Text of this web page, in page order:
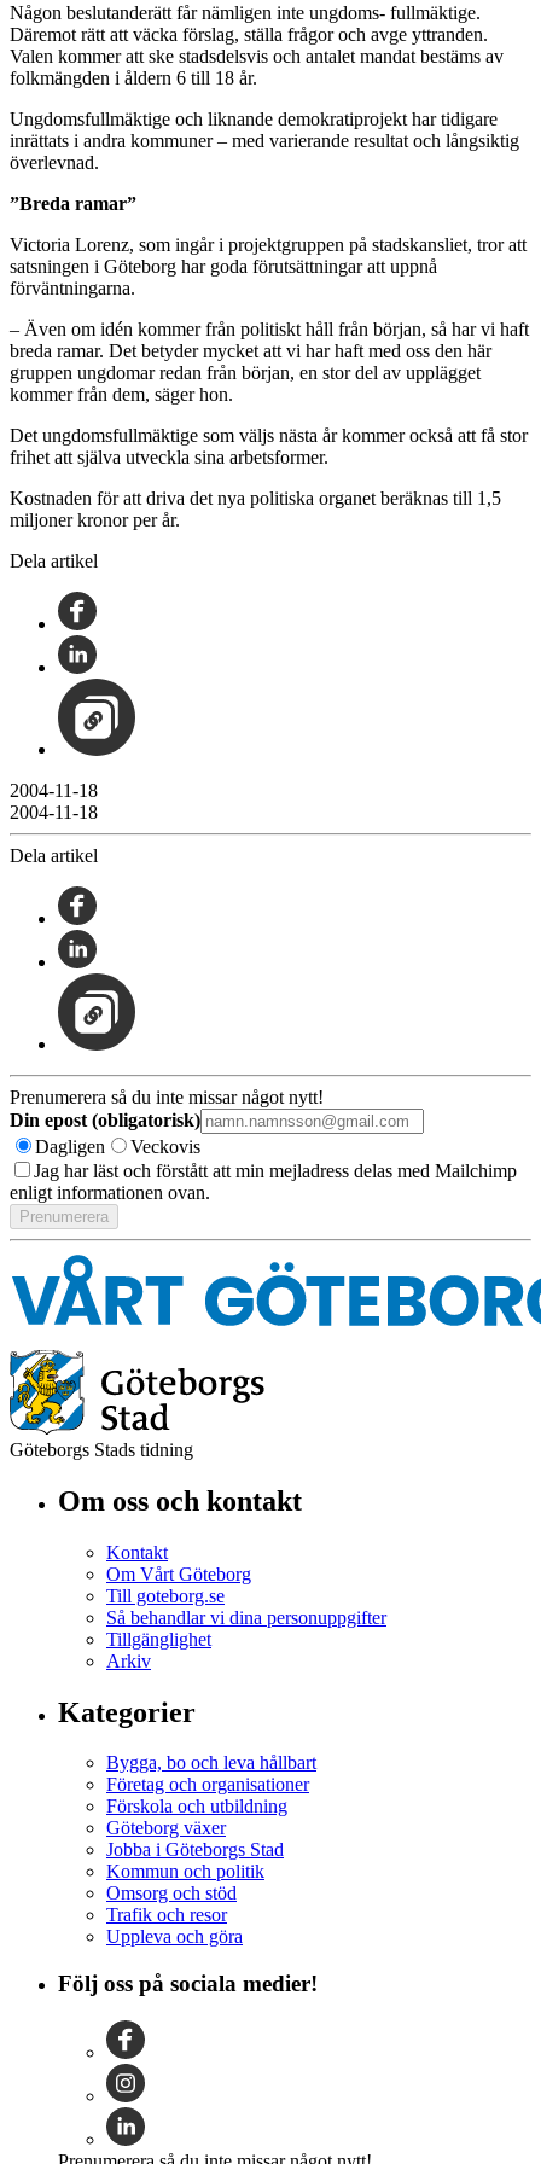
Någon beslutanderätt får nämligen inte ungdoms- fullmäktige.
Däremot rätt att väcka förslag, ställa frågor och avge yttranden.
Valen kommer att ske stadsdelsvis och antalet mandat bestäms av
folkmängden i åldern 6 till 18 år.
Ungdomsfullmäktige och liknande demokratiprojekt har tidigare
inrättats i andra kommuner – med varierande resultat och långsiktig
överlevnad.
”Breda ramar”
Victoria Lorenz, som ingår i projektgruppen på stadskansliet, tror att
satsningen i Göteborg har goda förutsättningar att uppnå
förväntningarna.
– Även om idén kommer från politiskt håll från början, så har vi haft
breda ramar. Det betyder mycket att vi har haft med oss den här
gruppen ungdomar redan från början, en stor del av upplägget
kommer från dem, säger hon.
Det ungdomsfullmäktige som väljs nästa år kommer också att få stor
frihet att själva utveckla sina arbetsformer.
Kostnaden för att driva det nya politiska organet beräknas till 1,5
miljoner kronor per år.
Dela artikel
2004-11-18
2004-11-18
Dela artikel
Prenumerera så du inte missar något nytt!
Din epost (obligatorisk)
Dagligen
Veckovis
Jag har läst och förstått att min mejladress delas med Mailchimp
enligt informationen ovan.
Göteborgs Stads tidning
Om oss och kontakt
Kontakt
Om Vårt Göteborg
Till goteborg.se
Så behandlar vi dina personuppgifter
Tillgänglighet
Arkiv
Kategorier
Bygga, bo och leva hållbart
Företag och organisationer
Förskola och utbildning
Göteborg växer
Jobba i Göteborgs Stad
Kommun och politik
Omsorg och stöd
Trafik och resor
Uppleva och göra
Följ oss på sociala medier!